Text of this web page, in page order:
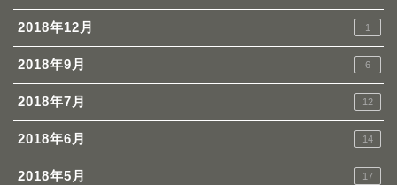
2018年12月 1
2018年9月 6
2018年7月 12
2018年6月 14
2018年5月 17